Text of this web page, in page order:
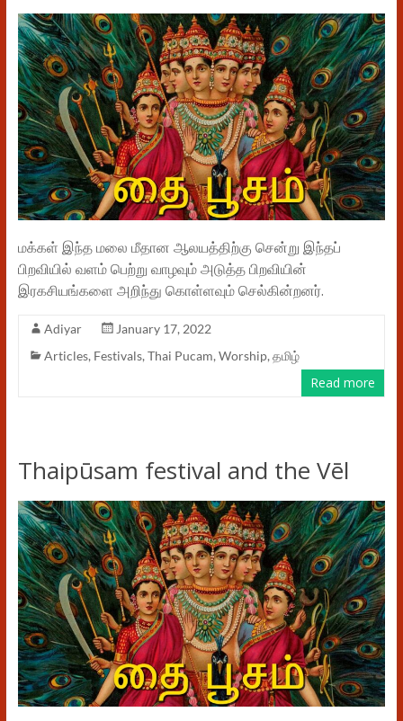
மக்கள் இந்த மலை மீதான ஆலயத்திற்கு சென்று இந்தப்
பிறவியில் வளம் பெற்று வாழவும் அடுத்த பிறவியின்
இரகசியங்களை அறிந்து கொள்ளவும் செல்கின்றனர்.
Adiyar
January 17, 2022
Articles, Festivals, Thai Pucam, Worship, தமிழ்
Read more
Thaipūsam festival and the Vēl